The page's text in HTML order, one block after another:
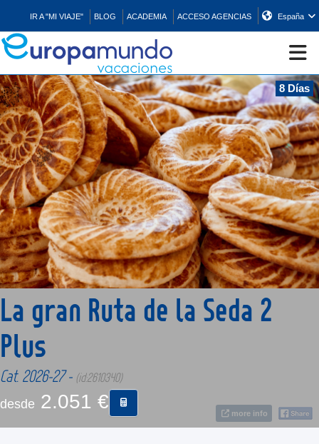
IR A "MI VIAJE" BLOG ACADEMIA ACCESO AGENCIAS España
CRUCEROS
EUROPA
ASIA
ORIENTE
PROMOCIONES
COMPRAR
8 Días
more info
La gran Ruta de la Seda 2
Plus
Cat. 2026-27 - (id:2610340)
desde 2.051 €